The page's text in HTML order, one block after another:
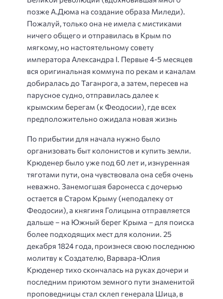
позже А.Дюма на создание образа Миледи).
Пожалуй, только она не имела с мистиками
ничего общего и отправилась в Крым по
мягкому, но настоятельному совету
императора Александра I. Первые 4-5 месяцев
вся оригинальная коммуна по рекам и каналам
добиралась до Таганрога, а затем, пересев на
парусное судно, отправилась далее к
крымским берегам (к Феодосии), где всех
предположительно ожидала новая жизнь
По прибытии для начала нужно было
организовать быт колонистов и купить земли.
Крюденер было уже под 60 лет и, изнуренная
тяготами пути, она чувствовала она себя очень
неважно. Занемогшая баронесса с дочерью
остается в Старом Крыму (неподалеку от
Феодосии), а княгиня Голицына отправляется
дальше – на Южный берег Крыма – для поиска
более подходящих мест для колонии. 25
декабря 1824 года, произнеся свою последнюю
молитву к Создателю, Варвара-Юлия
Крюденер тихо скончалась на руках дочери и
последним приютом земного пути знаменитой
проповедницы стал склеп генерала Шица, в